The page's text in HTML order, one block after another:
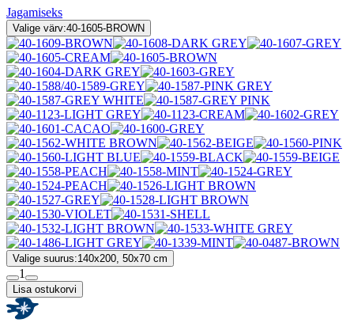
Jagamiseks
Valige värv:40-1605-BROWN
Valige suurus:140x200, 50x70 cm
1
Lisa ostukorvi